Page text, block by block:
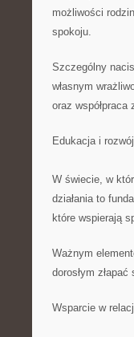
możliwości
spokoju.
Szczególny
własnym
oraz współpraca
Edukacja i
W świecie, w
działania to
które wspierają
Ważnym
dorosłym
Wsparcie w